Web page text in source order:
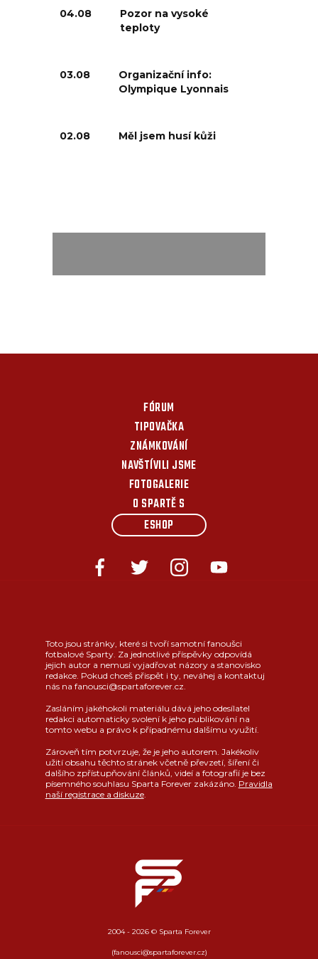
04.08
Pozor na vysoké
teploty
03.08
Organizační info:
Olympique Lyonnais
02.08 Měl jsem husí kůži
FÓRUM
TIPOVAČKA
ZNÁMKOVÁNÍ
NAVŠTÍVILI JSME
FOTOGALERIE
O SPARTĚ S
ESHOP
Toto jsou stránky, které si tvoří samotní fanoušci
fotbalové Sparty. Za jednotlivé příspěvky odpovídá
jejich autor a nemusí vyjadřovat názory a stanovisko
redakce. Pokud chceš přispět i ty, neváhej a kontaktuj
nás na fanousci@spartaforever.cz.
Zasláním jakéhokoli materiálu dává jeho odesílatel
redakci automaticky svolení k jeho publikování na
tomto webu a právo k případnému dalšímu využití.
Zároveň tím potvrzuje, že je jeho autorem. Jakékoliv
užití obsahu těchto stránek včetně převzetí, šíření či
dalšího zpřístupňování článků, videí a fotografií je bez
písemného souhlasu Sparta Forever zakázáno. Pravidla
naší registrace a diskuze.
2004 - 2026 © Sparta Forever
(fanousci@spartaforever.cz)